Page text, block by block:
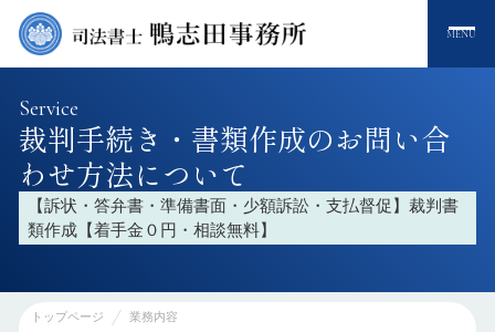
MENU
Service
裁判手続き・書類作成のお問い合
わせ方法について
【訴状・答弁書・準備書面・少額訴訟・支払督促】裁判書
類作成【着手金０円・相談無料】
トップページ
業務内容